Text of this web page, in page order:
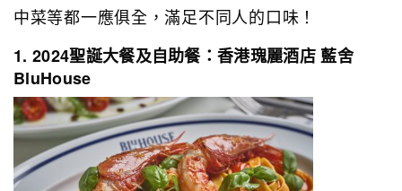
中菜等都一應俱全，滿足不同人的口味！
1. 2024聖誕大餐及自助餐：香港瑰麗酒店 藍舍
BluHouse